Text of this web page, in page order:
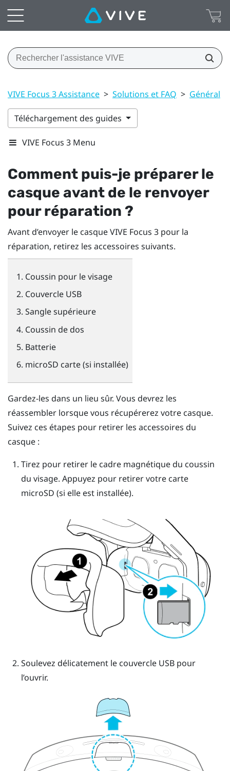
VIVE Focus 3 Assistance > Solutions et FAQ > Général
Téléchargement des guides
VIVE Focus 3 Menu
Comment puis-je préparer le
casque avant de le renvoyer
pour réparation ?
Avant d’envoyer le casqueVIVE Focus 3 pour la
réparation, retirez les accessoires suivants.
Coussin pour le visage
Couvercle USB
Sangle supérieure
Coussin de dos
Batterie
microSD carte (si installée)
Gardez-les dans un lieu sûr. Vous devrez les
réassembler lorsque vous récupérerez votre casque.
Suivez ces étapes pour retirer les accessoires du
casque :
Tirez pour retirer le cadre magnétique du coussin
du visage. Appuyez pour retirer votre carte
microSD (si elle est installée).
Soulevez délicatement le couvercle USB pour
l’ouvrir.